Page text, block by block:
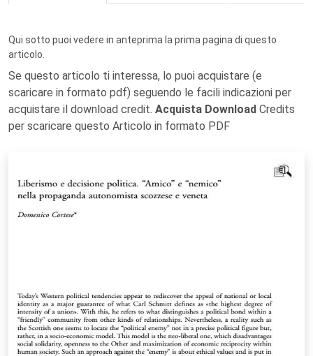
Qui sotto puoi vedere in anteprima la prima pagina di questo
articolo.
Se questo articolo ti interessa, lo puoi acquistare (e
scaricare in formato pdf) seguendo le facili indicazioni per
acquistare il download credit. Acquista Download Credits
per scaricare questo Articolo in formato PDF